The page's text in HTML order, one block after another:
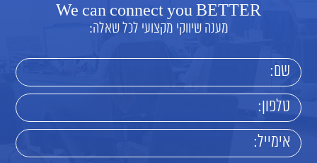
We can connect you BETTER
מענה שיווקי מקצועי לכל שאלה: